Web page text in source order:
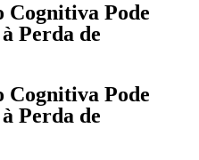
Cognitiva Pode
Perda de
Cognitiva Pode
Perda de